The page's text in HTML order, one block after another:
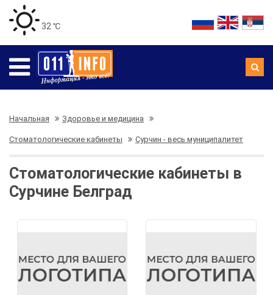
32 ℃
Начальная Здоровье и медицина
Стоматологические кабинеты Сурчин - весь муниципалитет
Стоматологические кабинеты в
Сурчине Белград